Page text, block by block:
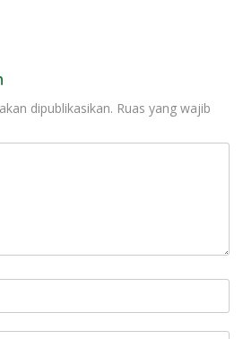
dipublikasikan. Ruas yang wajib